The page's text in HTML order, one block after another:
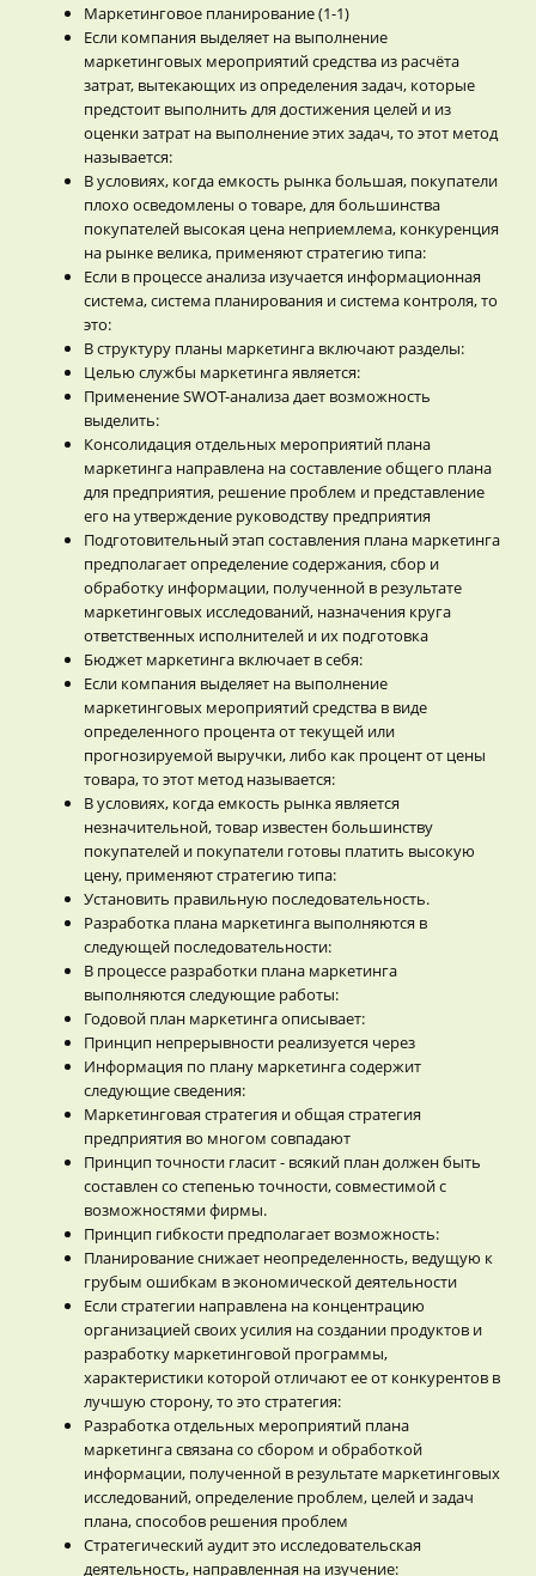
Маркетинговое планирование (1-1)
Если компания выделяет на выполнение
маркетинговых мероприятий средства из расчёта
затрат, вытекающих из определения задач, которые
предстоит выполнить для достижения целей и из
оценки затрат на выполнение этих задач, то этот метод
называется:
В условиях, когда емкость рынка большая, покупатели
плохо осведомлены о товаре, для большинства
покупателей высокая цена неприемлема, конкуренция
на рынке велика, применяют стратегию типа:
Если в процессе анализа изучается информационная
система, система планирования и система контроля, то
это:
В структуру планы маркетинга включают разделы:
Целью службы маркетинга является:
Применение SWOT-анализа дает возможность
выделить:
Консолидация отдельных мероприятий плана
маркетинга направлена на составление общего плана
для предприятия, решение проблем и представление
его на утверждение руководству предприятия
Подготовительный этап составления плана маркетинга
предполагает определение содержания, сбор и
обработку информации, полученной в результате
маркетинговых исследований, назначения круга
ответственных исполнителей и их подготовка
Бюджет маркетинга включает в себя:
Если компания выделяет на выполнение
маркетинговых мероприятий средства в виде
определенного процента от текущей или
прогнозируемой выручки, либо как процент от цены
товара, то этот метод называется:
В условиях, когда емкость рынка является
незначительной, товар известен большинству
покупателей и покупатели готовы платить высокую
цену, применяют стратегию типа:
Установить правильную последовательность.
Разработка плана маркетинга выполняются в
следующей последовательности:
В процессе разработки плана маркетинга
выполняются следующие работы:
Годовой план маркетинга описывает:
Принцип непрерывности реализуется через
Информация по плану маркетинга содержит
следующие сведения:
Маркетинговая стратегия и общая стратегия
предприятия во многом совпадают
Принцип точности гласит - всякий план должен быть
составлен со степенью точности, совместимой с
возможностями фирмы.
Принцип гибкости предполагает возможность:
Планирование снижает неопределенность, ведущую к
грубым ошибкам в экономической деятельности
Если стратегии направлена на концентрацию
организацией своих усилия на создании продуктов и
разработку маркетинговой программы,
характеристики которой отличают ее от конкурентов в
лучшую сторону, то это стратегия:
Разработка отдельных мероприятий плана
маркетинга связана со сбором и обработкой
информации, полученной в результате маркетинговых
исследований, определение проблем, целей и задач
плана, способов решения проблем
Стратегический аудит это исследовательская
деятельность, направленная на изучение: